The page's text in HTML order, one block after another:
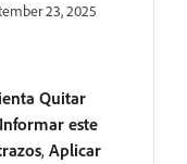
23, 2025
Quitar
Informar este
, Aplicar